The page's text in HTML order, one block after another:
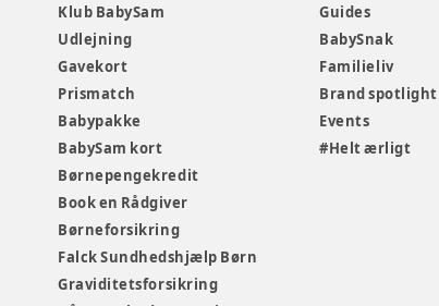
Klub BabySam
Udlejning
Gavekort
Prismatch
Babypakke
BabySam kort
Børnepengekredit
Book en Rådgiver
Børneforsikring
Falck Sundhedshjælp Børn
Graviditetsforsikring
Guides
BabySnak
Familieliv
Brand spotlight
Events
#Helt ærligt